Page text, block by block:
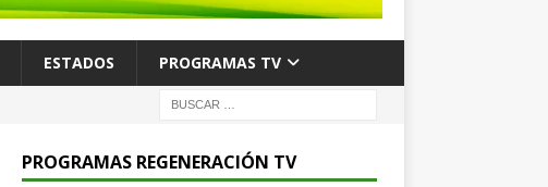
ESTADOS PROGRAMAS TV
PROGRAMAS REGENERACIÓN TV